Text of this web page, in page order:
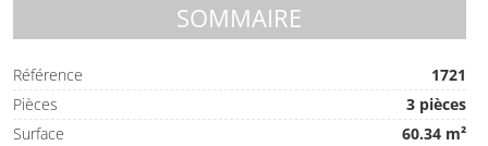
SOMMAIRE
Référence
1721
Pièces
3 pièces
Surface
60.34 m²